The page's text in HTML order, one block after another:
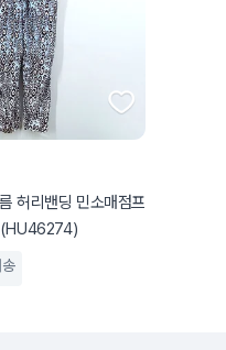
허리밴딩 민소매점프